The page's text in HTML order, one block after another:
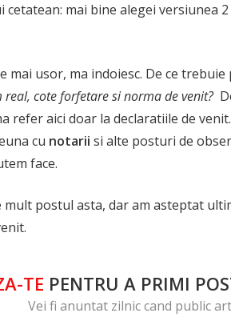
cetatean: mai bine alegei versiunea
mai usor, ma indoiesc. De ce
real, cote forfetare si norma de venit?
refer aici doar la declaratiile de
cu notarii si alte posturi de
face.
mult postul asta, dar am asteptat
TE PENTRU A PRIMI
Vei fi anuntat zilnic cand public